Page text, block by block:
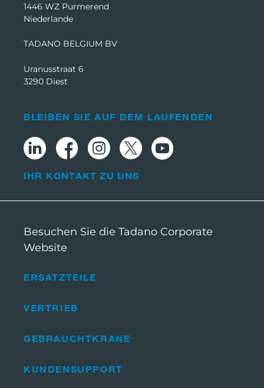
1446 WZ Purmerend
Niederlande
TADANO BELGIUM BV
Uranusstraat 6
3290 Diest
ERSATZTEILE
VERTRIEB
GEBRAUCHTKRANE
KUNDENSUPPORT
BLEIBEN SIE AUF DEM LAUFENDEN
IHR KONTAKT ZU UNS
Besuchen Sie die Tadano Corporate
Website